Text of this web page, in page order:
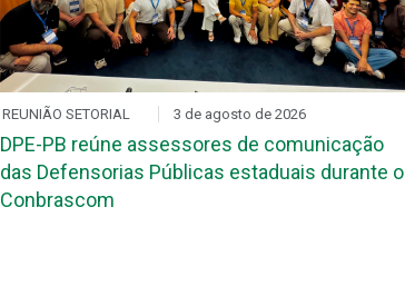
REUNIÃO SETORIAL 3 de agosto de 2026
DPE-PB reúne assessores de comunicação
das Defensorias Públicas estaduais durante o
Conbrascom